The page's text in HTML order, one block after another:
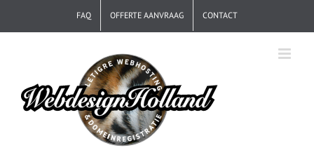
FAQ OFFERTE AANVRAAG CONTACT